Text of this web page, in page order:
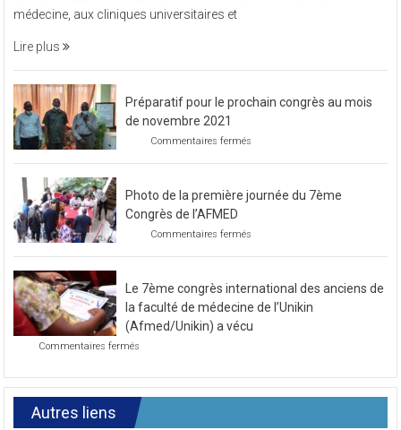
une
médecine, aux cliniques universitaires et
Lire plus
Préparatif pour le prochain congrès au mois
de novembre 2021
Commentaires fermés
prochain
de
2021
Photo de la première journée du 7ème
Congrès de l’AFMED
Commentaires fermés
première
journée
7ème
l’AFMED
Le 7ème congrès international des anciens de
la faculté de médecine de l’Unikin
(Afmed/Unikin) a vécu
Commentaires fermés
congrès
international
Autres liens